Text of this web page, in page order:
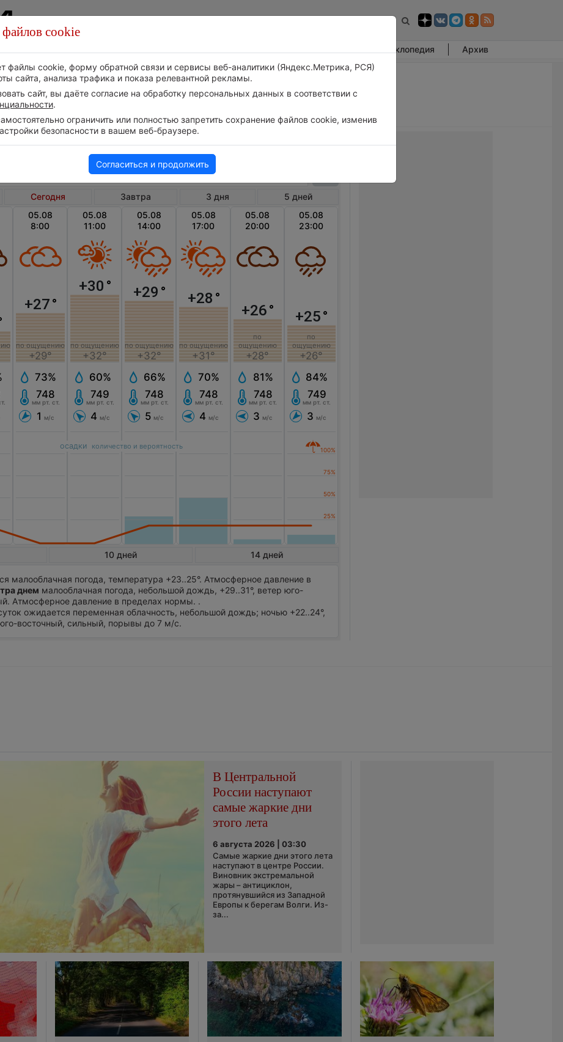
Энциклопедия Архив
Погода в Понсе сегодня
Сегодня Завтра 3 дня
5 дней
05.08
8:00
+27°
по ощущению
+29°
73%
748
мм рт. ст.
1 м/с
05.08
11:00
+30 °
по ощущению
+32°
60%
749
мм рт. ст.
4 м/с
05.08
14:00
+29 °
по ощущению
+32°
66%
748
мм рт. ст.
5 м/с
05.08
17:00
+28 °
по ощущению
+31°
70%
748
мм рт. ст.
4 м/с
05.08
20:00
+26°
по
ощущению
+28°
81%
748
мм рт. ст.
3 м/с
05.08
23:00
+25°
по
ощущению
+26°
84%
749
мм рт. ст.
3 м/с
осадки количество и вероятность
10 дней 14 дней
малооблачная погода, температура +23..25°. Атмосферное давление в
днем малооблачная погода, небольшой дождь, +29..31°, ветер юго-
Атмосферное давление в пределах нормы. .
ожидается переменная облачность, небольшой дождь; ночью +22..24°,
восточный, сильный, порывы до 7 м/с.
В Центральной
России наступают
самые жаркие дни
этого лета
6 августа 2026 | 03:30
Самые жаркие дни этого лета
наступают в центре России.
Виновник экстремальной
жары – антициклон,
протянувшийся из Западной
Европы к берегам Волги. Из-
за...
файлов cookie
файлы cookie, форму обратной связи и сервисы веб-аналитики (Яндекс.Метрика, РСЯ)
сайта, анализа трафика и показа релевантной рекламы.
сайт, вы даёте согласие на обработку персональных данных в соответствии с
.
ограничить или полностью запретить сохранение файлов cookie, изменив
безопасности в вашем веб-браузере.
Согласиться и продолжить